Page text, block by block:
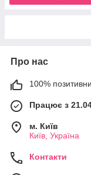
Про нас
100%
Працює з
м. Київ
Київ, Україна
Контакти